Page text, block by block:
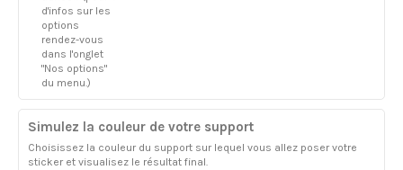
d'infos sur les
options
rendez-vous
dans l'onglet
"Nos options"
du menu.)
Simulez la couleur de votre support
Choisissez la couleur du support sur lequel vous allez poser votre
sticker et visualisez le résultat final.